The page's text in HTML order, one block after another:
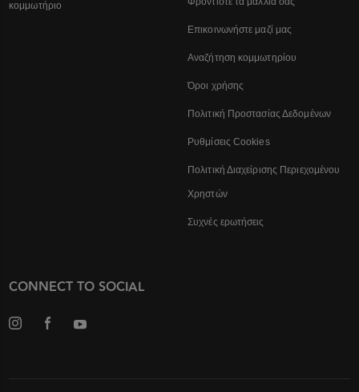
κομμωτήριο
Επικοινωνήστε μαζί μας
Αναζήτηση κομμωτηρίου
Όροι χρήσης
Πολιτική Προστασίας Δεδομένων
Ρυθμίσεις Cookies
Πολιτική Διαχείρισης Περιεχομένου
Χρηστών
Συχνές ερωτήσεις
CONNECT TO SOCIAL